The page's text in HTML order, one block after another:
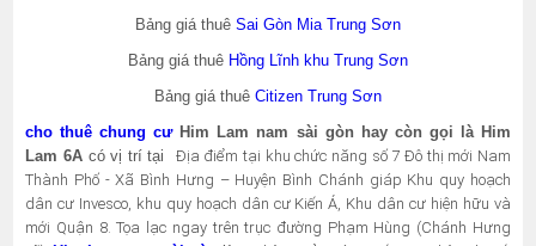
Bảng giá thuê Sai Gòn Mia Trung Sơn
Bảng giá thuê Hồng Lĩnh khu Trung Sơn
Bảng giá thuê Citizen Trung Sơn
cho thuê chung cư Him Lam nam sài gòn hay còn gọi là Him
Lam 6Acó vị trí tại Địa điểm tại khu chức năng số 7 Đô thị mới Nam
Thành Phố - Xã Bình Hưng – Huyện Bình Chánh giáp Khu quy hoạch
dân cư Invesco, khu quy hoạch dân cư Kiến Á, Khu dân cư hiện hữu và
mới Quận 8. Tọa lạc ngay trên trục đường Phạm Hùng (Chánh Hưng